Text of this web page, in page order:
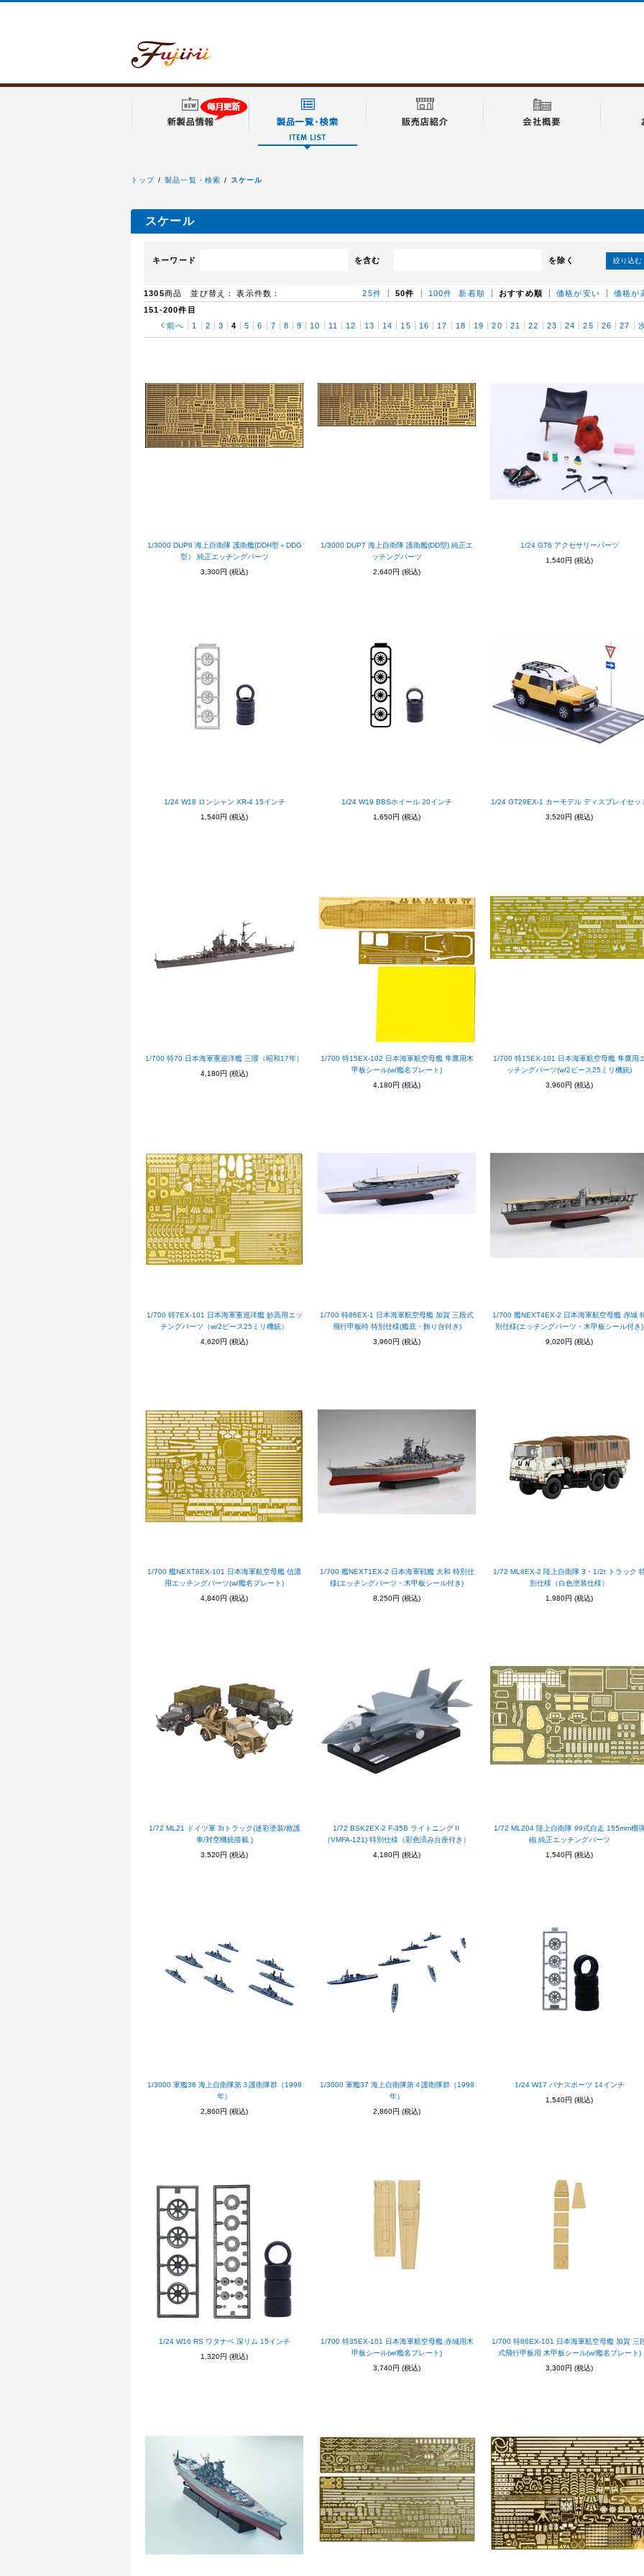
トップ 製品一覧・検索 スケール
スケール
キーワード を含む を除く 絞り込む
1305商品 並び替え： 新着順 おすすめ順 価格が安い 価格が
表示件数： 25件 50件
100件
151-200件目
前へ
1 2 3 4 5 6 7 8 9 10 11 12 13 14 15 16 17 18 19 20 21 22 23 24 25 26 27
1/3000 DUP8 海上自衛隊 護衛艦(DDH型＋DDG
型） 純正エッチングパーツ
3,300円 (税込)
1/3000 DUP7 海上自衛隊 護衛艦(DD型) 純正エ
ッチングパーツ
2,640円 (税込)
1/24 GT6 アクセサリーパーツ
1,540円 (税込)
1/24 W18 ロンシャン XR-4 15インチ
1,540円 (税込)
1/24 W19 BBSホイール 20インチ
1,650円 (税込)
1/24 GT29EX-1 カーモデル ディスプレイセッ
3,520円 (税込)
1/700 特70 日本海軍重巡洋艦 三隈（昭和17年）
4,180円 (税込)
1/700 特15EX-102 日本海軍航空母艦 隼鷹用木
甲板シール(w/艦名プレート)
4,180円 (税込)
1/700 特15EX-101 日本海軍航空母艦 隼鷹用
ッチングパーツ(w/2ピース25ミリ機銃)
3,960円 (税込)
1/700 特7EX-101 日本海軍重巡洋艦 妙高用エッ
チングパーツ（w/2ピース25ミリ機銃）
4,620円 (税込)
1/700 特86EX-1 日本海軍航空母艦 加賀 三段式
飛行甲板時 特別仕様(艦底・飾り台付き)
3,960円 (税込)
1/700 艦NEXT4EX-2 日本海軍航空母艦 赤城
別仕様(エッチングパーツ・木甲板シール付き)
9,020円 (税込)
1/700 艦NEXT8EX-101 日本海軍航空母艦 信濃
用エッチングパーツ(w/艦名プレート)
4,840円 (税込)
1/700 艦NEXT1EX-2 日本海軍戦艦 大和 特別仕
様(エッチングパーツ・木甲板シール付き)
8,250円 (税込)
1/72 ML8EX-2 陸上自衛隊 3・1/2t トラック
別仕様（白色塗装仕様）
1,980円 (税込)
1/72 ML21 ドイツ軍 3tトラック(迷彩塗装/救護
車/対空機銃搭載 )
3,520円 (税込)
1/72 BSK2EX-2 F-35B ライトニングⅡ
（VMFA-121) 特別仕様（彩色済み台座付き）
4,180円 (税込)
1/72 ML204 陸上自衛隊 99式自走 155mm榴
砲 純正エッチングパーツ
1,540円 (税込)
1/3000 軍艦36 海上自衛隊第３護衛隊群（1998
年）
2,860円 (税込)
1/3000 軍艦37 海上自衛隊第４護衛隊群（1998
年）
2,860円 (税込)
1/24 W17 パナスポーツ 14インチ
1,540円 (税込)
1/24 W16 RS ワタナベ 深リム 15インチ
1,320円 (税込)
1/700 特35EX-101 日本海軍航空母艦 赤城用木
甲板シール(w/艦名プレート)
3,740円 (税込)
1/700 特86EX-101 日本海軍航空母艦 加賀 三
式飛行甲板用 木甲板シール(w/艦名プレート)
3,300円 (税込)